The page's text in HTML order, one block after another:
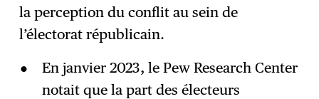
la perception du conflit au sein de
l’électorat républicain.
En janvier 2023, le Pew Research Center
notait que la part des électeurs